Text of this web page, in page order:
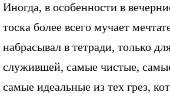
Иногда, в особенности в
тоска более всего мучает
набрасывал в тетради, только
служившей, самые чистые,
самые идеальные из тех грез,